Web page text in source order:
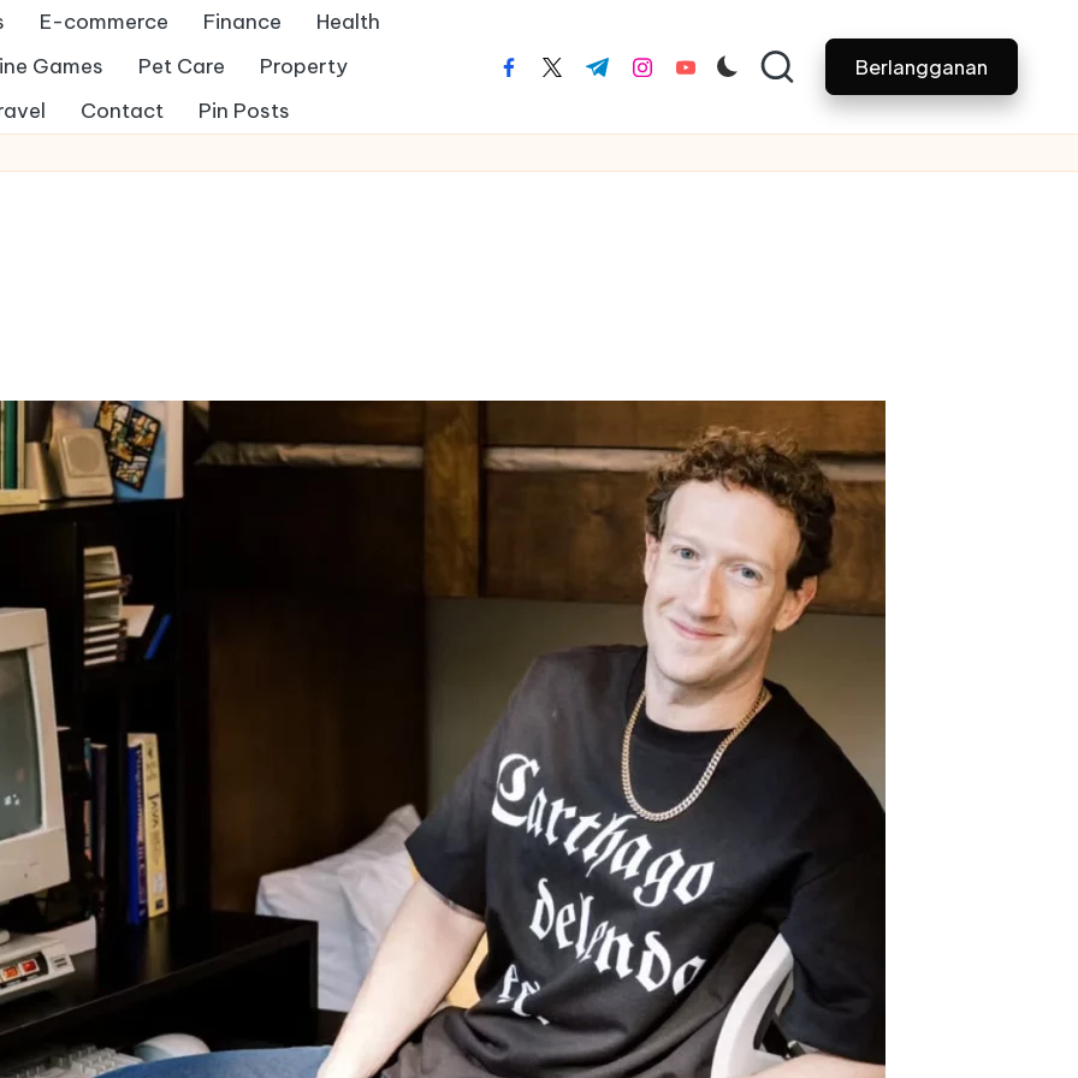
E-commerce Finance
Health
Games Pet Care
Property
Contact Pin Posts
facebook.com
twitter.com
t.me instagram.com
youtube.com Berlangganan